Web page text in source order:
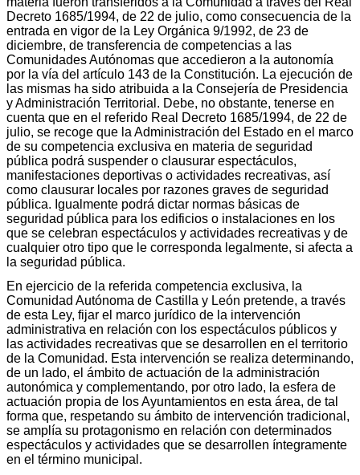
Decreto 1685/1994, de 22 de julio, como consecuencia de la
entrada en vigor de la Ley Orgánica 9/1992, de 23 de
diciembre, de transferencia de competencias a las
Comunidades Autónomas que accedieron a la autonomía
por la vía del artículo 143 de la Constitución. La ejecución de
las mismas ha sido atribuida a la Consejería de Presidencia
y Administración Territorial. Debe, no obstante, tenerse en
cuenta que en el referido Real Decreto 1685/1994, de 22 de
julio, se recoge que la Administración del Estado en el marco
de su competencia exclusiva en materia de seguridad
pública podrá suspender o clausurar espectáculos,
manifestaciones deportivas o actividades recreativas, así
como clausurar locales por razones graves de seguridad
pública. Igualmente podrá dictar normas básicas de
seguridad pública para los edificios o instalaciones en los
que se celebran espectáculos y actividades recreativas y de
cualquier otro tipo que le corresponda legalmente, si afecta a
la seguridad pública.
En ejercicio de la referida competencia exclusiva, la
Comunidad Autónoma de Castilla y León pretende, a través
de esta Ley, fijar el marco jurídico de la intervención
administrativa en relación con los espectáculos públicos y
las actividades recreativas que se desarrollen en el territorio
de la Comunidad. Esta intervención se realiza determinando,
de un lado, el ámbito de actuación de la administración
autonómica y complementando, por otro lado, la esfera de
actuación propia de los Ayuntamientos en esta área, de tal
forma que, respetando su ámbito de intervención tradicional,
se amplía su protagonismo en relación con determinados
espectáculos y actividades que se desarrollen íntegramente
en el término municipal.